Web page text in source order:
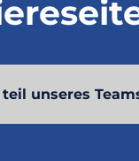
unseres